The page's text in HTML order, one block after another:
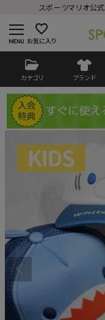
スポーツマリオ公
favorite_border
お気に入り
カテゴリ ブランド
ようこそ ゲスト 様
商品が見つからな